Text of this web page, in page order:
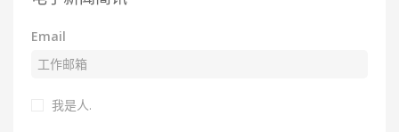
Email
我是人.